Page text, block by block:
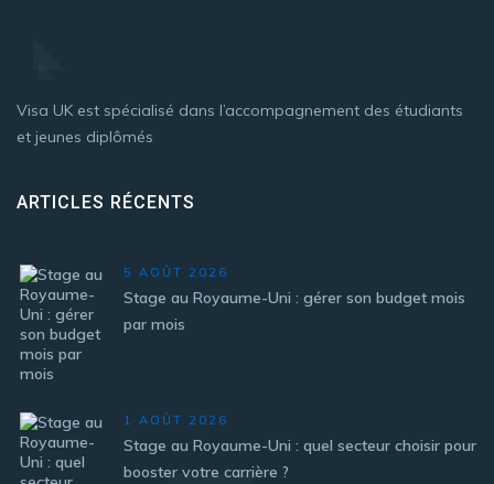
Visa UK est spécialisé dans l’accompagnement des étudiants
et jeunes diplômés
ARTICLES RÉCENTS
5 AOÛT 2026
Stage au Royaume-Uni : gérer son budget mois
par mois
1 AOÛT 2026
Stage au Royaume-Uni : quel secteur choisir pour
booster votre carrière ?